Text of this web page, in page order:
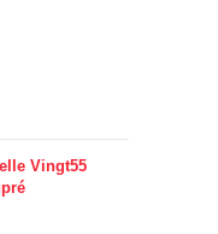
Vingt55